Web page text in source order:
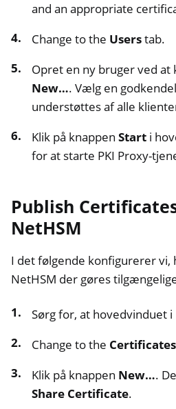
and an appropriate
Change to the Userstab.
Opret en ny bruger ved at
New…. Vælg en
understøttes af alle
Klik på knappen Start i
for at starte PKI Proxy-
Publish
NetHSM
I det følgende konfigurerer
NetHSM der gøres
Sørg for, at hovedvinduet i
Change to the Certificates
Klik på knappen New….
Share Certificate.